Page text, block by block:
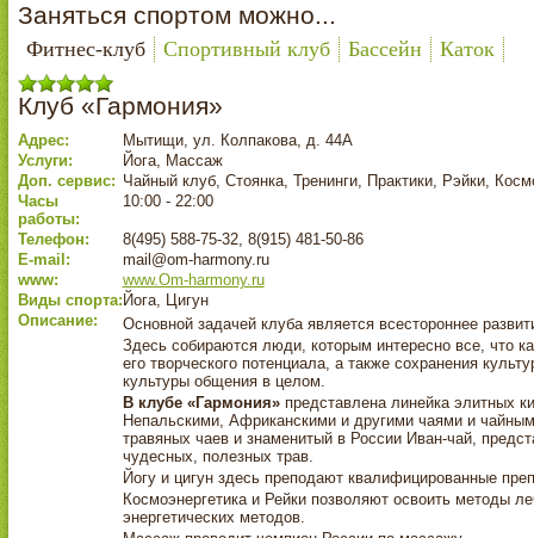
Заняться спортом можно...
Фитнес-клуб Спортивный клуб Бассейн Каток
Клуб «Гармония»
Адрес:
Мытищи, ул. Колпакова, д. 44А
Услуги:
Йога, Массаж
Доп. сервис: Чайный клуб, Стоянка, Тренинги, Практики, Рэйки,
Часы
работы:
10:00 - 22:00
Телефон:
8(495) 588-75-32, 8(915) 481-50-86
E-mail:
mail@om-harmony.ru
www:
www.Om-harmony.ru
Виды спорта: Йога, Цигун
Описание:
Основной задачей клуба является всестороннее
Здесь собираются люди, которым интересно все, что
его творческого потенциала, а также сохранения
культуры общения в целом.
В клубе «Гармония» представлена линейка элитных
Непальскими, Африканскими и другими чаями и
травяных чаев и знаменитый в России Иван-чай,
чудесных, полезных трав.
Йогу и цигун здесь преподают квалифицированные
Космоэнергетика и Рейки позволяют освоить методы
энергетических методов.